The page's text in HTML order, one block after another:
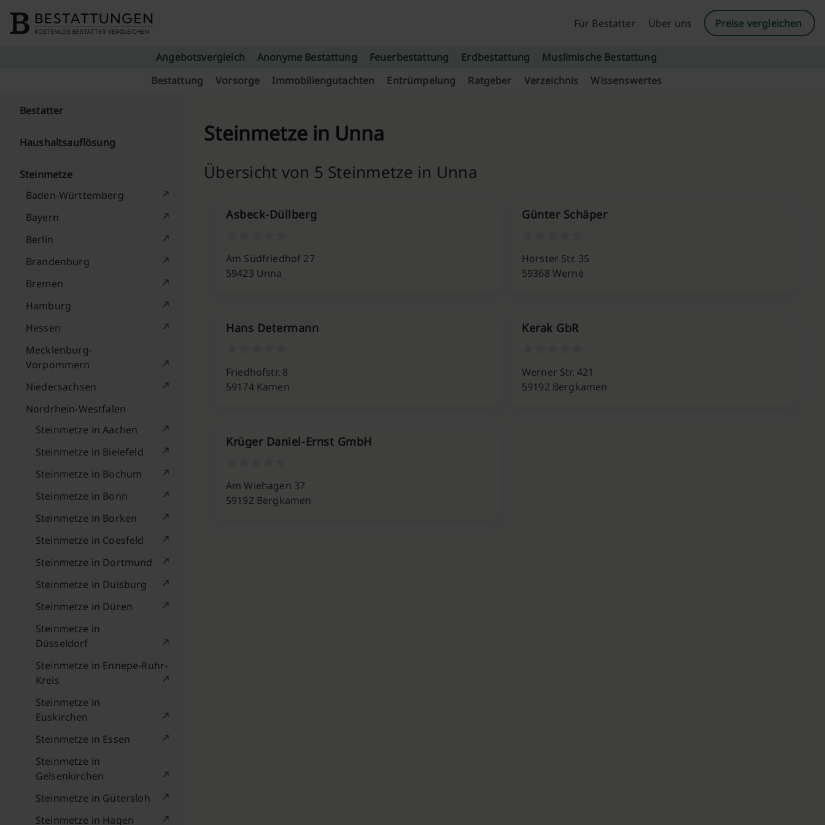
Für Bestatter
Über uns Preise vergleichen
Angebotsvergleich Anonyme Bestattung Feuerbestattung Erdbestattung
Muslimische Bestattung
Bestattung
Vorsorge Immobiliengutachten Entrümpelung Ratgeber Verzeichnis Wissenswertes
Bestatter
Haushaltsauflösung
Steinmetze
Baden-Württemberg
Bayern
Berlin
Brandenburg
Bremen
Hamburg
Hessen
Mecklenburg-
Vorpommern
Niedersachsen
Nordrhein-Westfalen
Steinmetze in Aachen
Steinmetze in Bielefeld
Steinmetze in Bochum
Steinmetze in Bonn
Steinmetze in Borken
Steinmetze in Coesfeld
Steinmetze in Dortmund
Steinmetze in Duisburg
Steinmetze in Düren
Steinmetze in
Düsseldorf
Steinmetze in Ennepe-Ruhr-
Kreis
Steinmetze in
Euskirchen
Steinmetze in Essen
Steinmetze in
Gelsenkirchen
Steinmetze in Gütersloh
Steinmetze in Hagen
Steinmetze in Unna
Übersicht von 5 Steinmetze in Unna
Asbeck-Düllberg
Am Südfriedhof 27
59423 Unna
Günter Schäper
Horster Str. 35
59368 Werne
Hans Determann
Friedhofstr. 8
59174 Kamen
Kerak GbR
Werner Str. 421
59192 Bergkamen
Krüger Daniel-Ernst GmbH
Am Wiehagen 37
59192 Bergkamen